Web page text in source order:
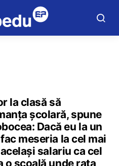
la clasă să
școlară, spune
Dacă eu la un
meseria la cel mai
salariu ca cel
o școală unde rata